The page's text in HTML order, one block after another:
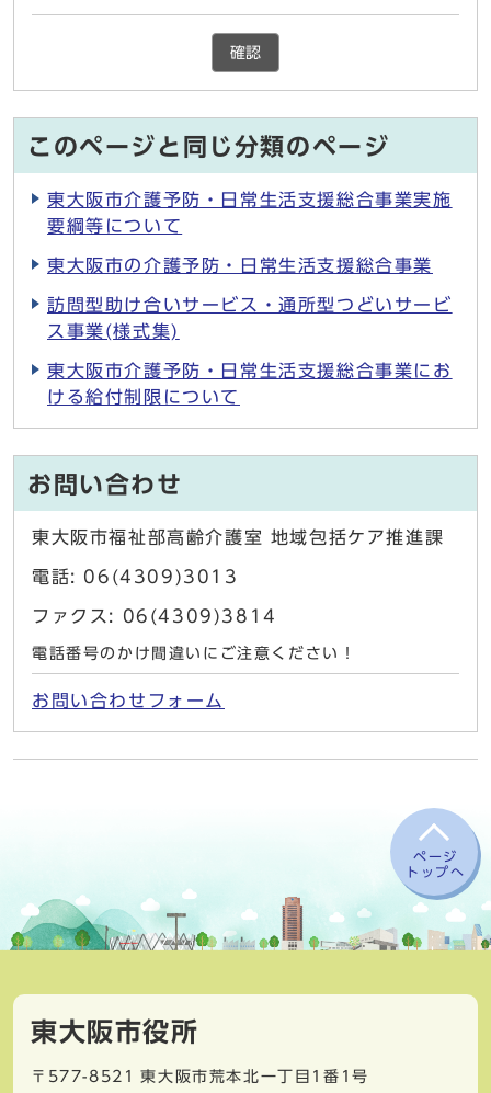
確認
このページと同じ分類のページ
東大阪市介護予防・日常生活支援総合事業実施
要綱等について
東大阪市の介護予防・日常生活支援総合事業
訪問型助け合いサービス・通所型つどいサービ
ス事業(様式集)
東大阪市介護予防・日常生活支援総合事業にお
ける給付制限について
お問い合わせ
東大阪市福祉部高齢介護室 地域包括ケア推進課
電話: 06(4309)3013
ファクス: 06(4309)3814
電話番号のかけ間違いにご注意ください！
お問い合わせフォーム
ページ
トップへ
東大阪市役所
〒577-8521 東大阪市荒本北一丁目1番1号